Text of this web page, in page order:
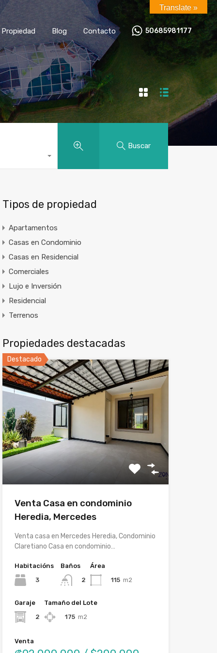
tu Propiedad Blog Contacto
50685981177
Blog Contacto 50685981177
Buscar
Tipos de propiedad
Apartamentos
Casas en Condominio
Casas en Residencial
Comerciales
Lujo e Inversión
Residencial
Terrenos
Propiedades destacadas
Destacado
Venta Casa en condominio
Heredia, Mercedes
Venta casa en Mercedes Heredia, Condominio
Claretiano Casa en condominio…
Habitacións
3
Baños
2
Área
115 m2
Garaje
2
Tamaño del Lote
175 m2
Venta
Translate »